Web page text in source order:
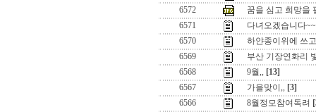
6572
꿈을 심고 희망을
6571
다녀오겠습니다~~
6570
하얀종이위에 쓰
6569
부산 기장연화리
6568
9월,, [13]
6567
가을맞이,, [3]
6566
8월정모참여독려